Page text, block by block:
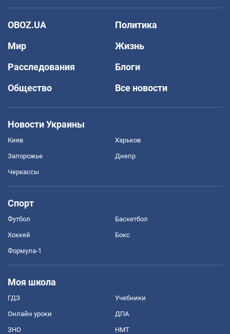
OBOZ.UA
Политика
Мир
Жизнь
Расследования
Блоги
Общество
Все новости
Новости Украины
Киев Харьков
Запорожье Днепр
Черкассы
Спорт
Футбол Баскетбол
Хоккей Бокс
Формула-1
Моя школа
ГДЗ Учебники
Онлайн уроки ДПА
ЗНО НМТ